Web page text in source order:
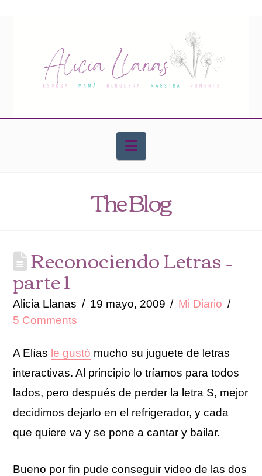
Navigation
The Blog
Reconociendo Letras –
parte 1
Alicia Llanas 19 mayo, 2009
Mi Diario
5 Comments
A Elías le gustó mucho su juguete de letras
interactivas. Al principio lo tríamos para todos
lados, pero después de perder la letra S, mejor
decidimos dejarlo en el refrigerador, y cada
que quiere va y se pone a cantar y bailar.
Bueno por fin pude conseguir video de las dos